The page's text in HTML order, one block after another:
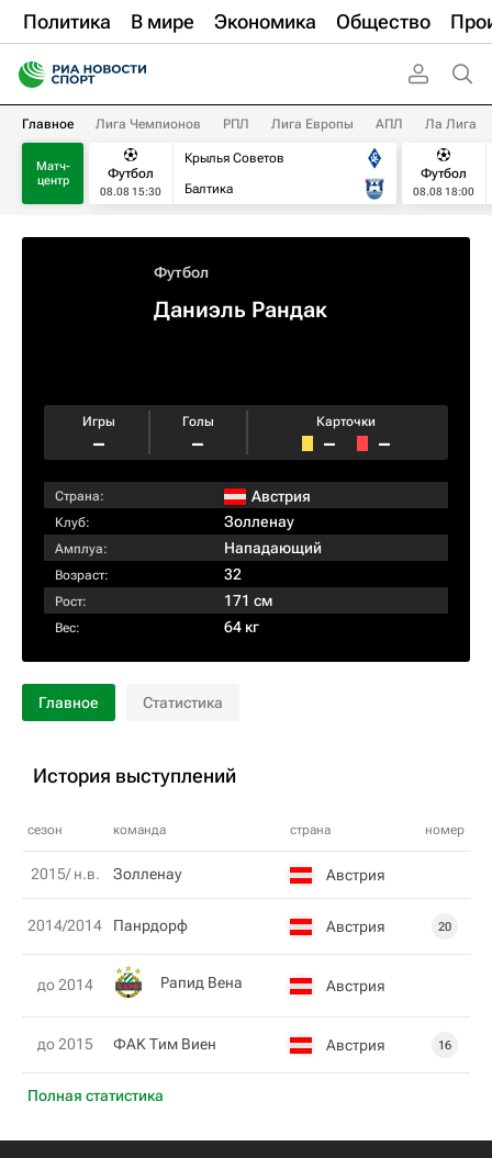
Политика В мире Экономика Общество
Главное Лига Чемпионов РПЛ Лига Европы АПЛ Ла Лига
Матч-
центр
Футбол
08.08 15:30
Крылья Советов
Балтика
Футбол
08.08 18:00
Футбол
Даниэль Рандак
Игры
–
Голы
–
Карточки
– –
Страна: Австрия
Клуб: Золленау
Амплуа: Нападающий
Возраст: 32
Рост: 171 см
Вес: 64 кг
Главное Статистика
История выступлений
сезон команда страна номер
Полная статистика
2015/ н.в. Золленау Австрия
2014/2014 Панрдорф Австрия 20
до 2014 Рапид Вена Австрия
до 2015 ФАK Тим Виен Австрия 16